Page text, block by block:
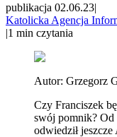
publikacja 02.06.23|
Katolicka Agencja
|1 min czytania
Autor: Grzegorz
Czy Franciszek
swój pomnik?
odwiedził